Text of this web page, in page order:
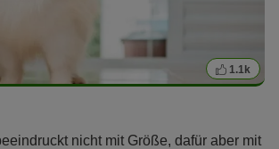
1.1k
nicht mit Größe, dafür aber mit